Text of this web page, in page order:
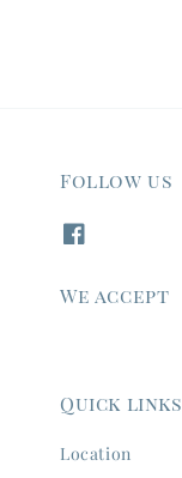
Follow us
We accept
Quick links
Location